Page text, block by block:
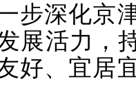
深化京津
展活力，
好、宜居